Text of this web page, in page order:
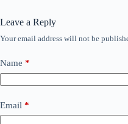
Leave a Reply
Your email address will not be
Name *
Email *